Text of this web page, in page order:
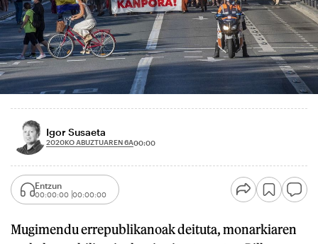
Igor Susaeta
2020KO ABUZTUAREN 6A00:00
Entzun
00:00:00 00:00:00
Mugimendu errepublikanoak deituta, monarkiaren